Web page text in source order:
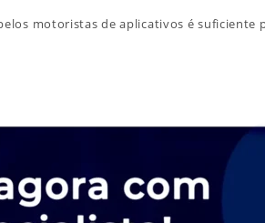
motoristas de aplicativos é suficiente